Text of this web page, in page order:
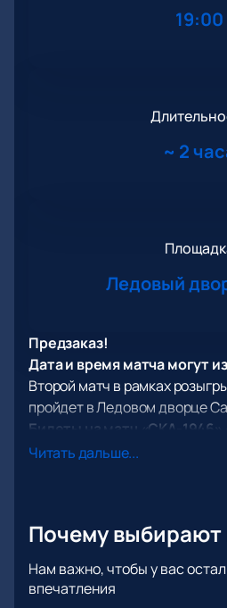
19:00
~ 2
Ледовый
Предзаказ!
Дата и время матча могут
Второй матч в рамках
пройдет в Ледовом дворце
Билеты на матч «СКА-1946»
возможность узнать имя
«СКА-1946». В полуфинале
победу, питерцам пришлось
матчей. В ней они вели и
Читать дальше...
Почему выбирают
Нам важно, чтобы у вас
впечатления